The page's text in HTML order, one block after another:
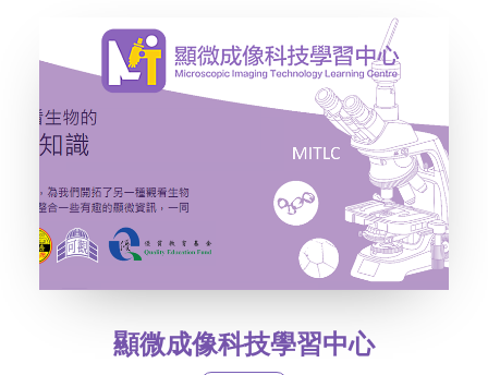
顯微成像科技學習中心